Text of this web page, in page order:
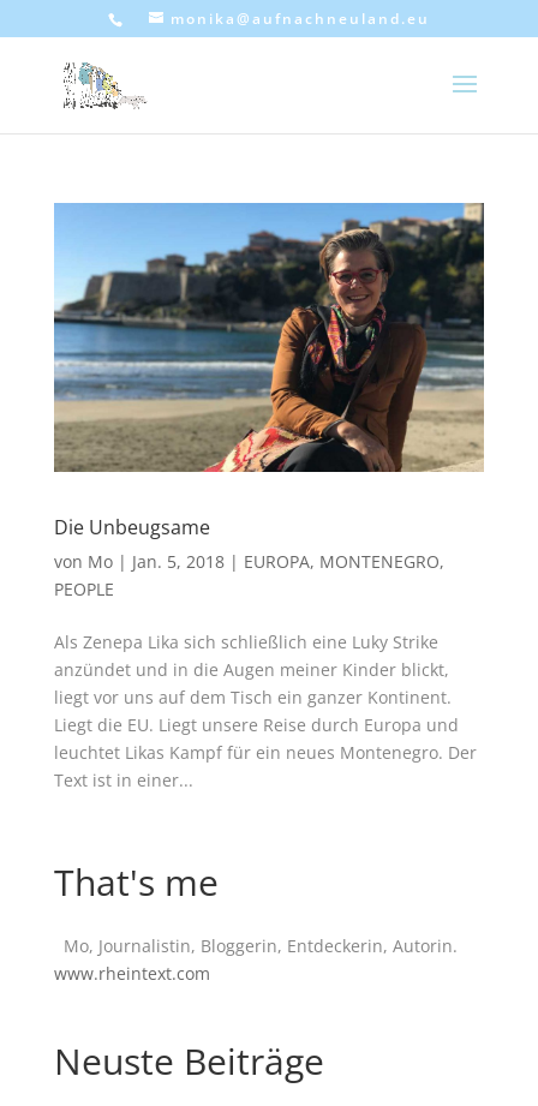
monika@aufnachneuland.eu
Die Unbeugsame
von Mo| Jan. 5, 2018| EUROPA, MONTENEGRO,
PEOPLE
Als Zenepa Lika sich schließlich eine Luky Strike
anzündet und in die Augen meiner Kinder blickt,
liegt vor uns auf dem Tisch ein ganzer Kontinent.
Liegt die EU. Liegt unsere Reise durch Europa und
leuchtet Likas Kampf für ein neues Montenegro. Der
Text ist in einer...
That's me
Mo, Journalistin, Bloggerin, Entdeckerin, Autorin.
www.rheintext.com
Neuste Beiträge